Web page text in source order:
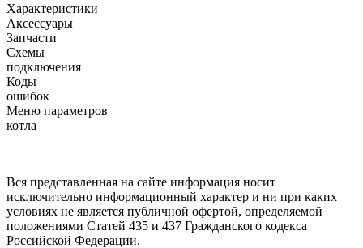
Характеристики
Аксессуары
Запчасти
Схемы
подключения
Коды
ошибок
Меню параметров
котла
Вся представленная на сайте информация носит
исключительно информационный характер и ни при каких
условиях не является публичной офертой, определяемой
положениями Статей 435 и 437 Гражданского кодекса
Российской Федерации.